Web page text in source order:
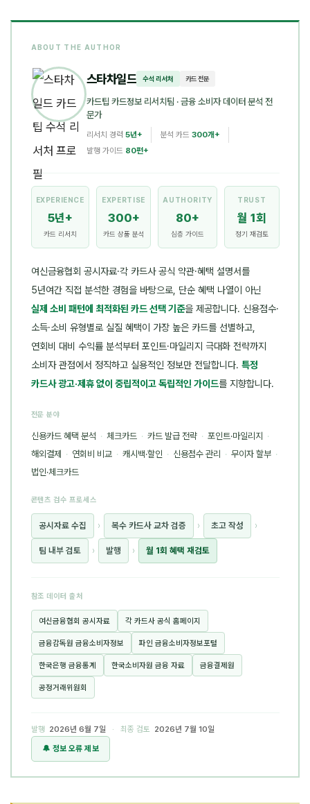
ABOUT THE AUTHOR
스타차일드 수석 리서처 카드 전문
카드팁 카드정보 리서치팀 · 금융 소비자 데이터 분석 전
문가
리서치 경력 5년+ 분석 카드 300개+
발행 가이드 80편+
EXPERIENCE
5년+
카드 리서치
EXPERTISE
300+
카드 상품 분석
AUTHORITY
80+
심층 가이드
TRUST
월 1회
정기 재검토
여신금융협회 공시자료·각 카드사 공식 약관·혜택 설명서를
5년여간 직접 분석한 경험을 바탕으로, 단순 혜택 나열이 아닌
실제 소비 패턴에 최적화된 카드 선택 기준을 제공합니다. 신용점수·
소득·소비 유형별로 실질 혜택이 가장 높은 카드를 선별하고,
연회비 대비 수익률 분석부터 포인트·마일리지 극대화 전략까지
소비자 관점에서 정직하고 실용적인 정보만 전달합니다. 특정
카드사 광고·제휴 없이 중립적이고 독립적인 가이드를 지향합니다.
전문 분야
신용카드 혜택 분석 · 체크카드 · 카드 발급 전략 · 포인트·마일리지 ·
해외결제 · 연회비 비교 · 캐시백·할인 · 신용점수 관리 · 무이자 할부 ·
법인·체크카드
콘텐츠 검수 프로세스
공시자료 수집 › 복수 카드사 교차 검증 › 초고 작성 ›
팀 내부 검토 › 발행 › 월 1회 혜택 재검토
참조 데이터 출처
여신금융협회 공시자료 각 카드사 공식 홈페이지
금융감독원 금융소비자정보 파인 금융소비자정보포털
한국은행 금융통계 한국소비자원 금융 자료 금융결제원
공정거래위원회
발행 2026년 6월 7일 · 최종 검토 2026년 7월 10일
🔔 정보 오류 제보